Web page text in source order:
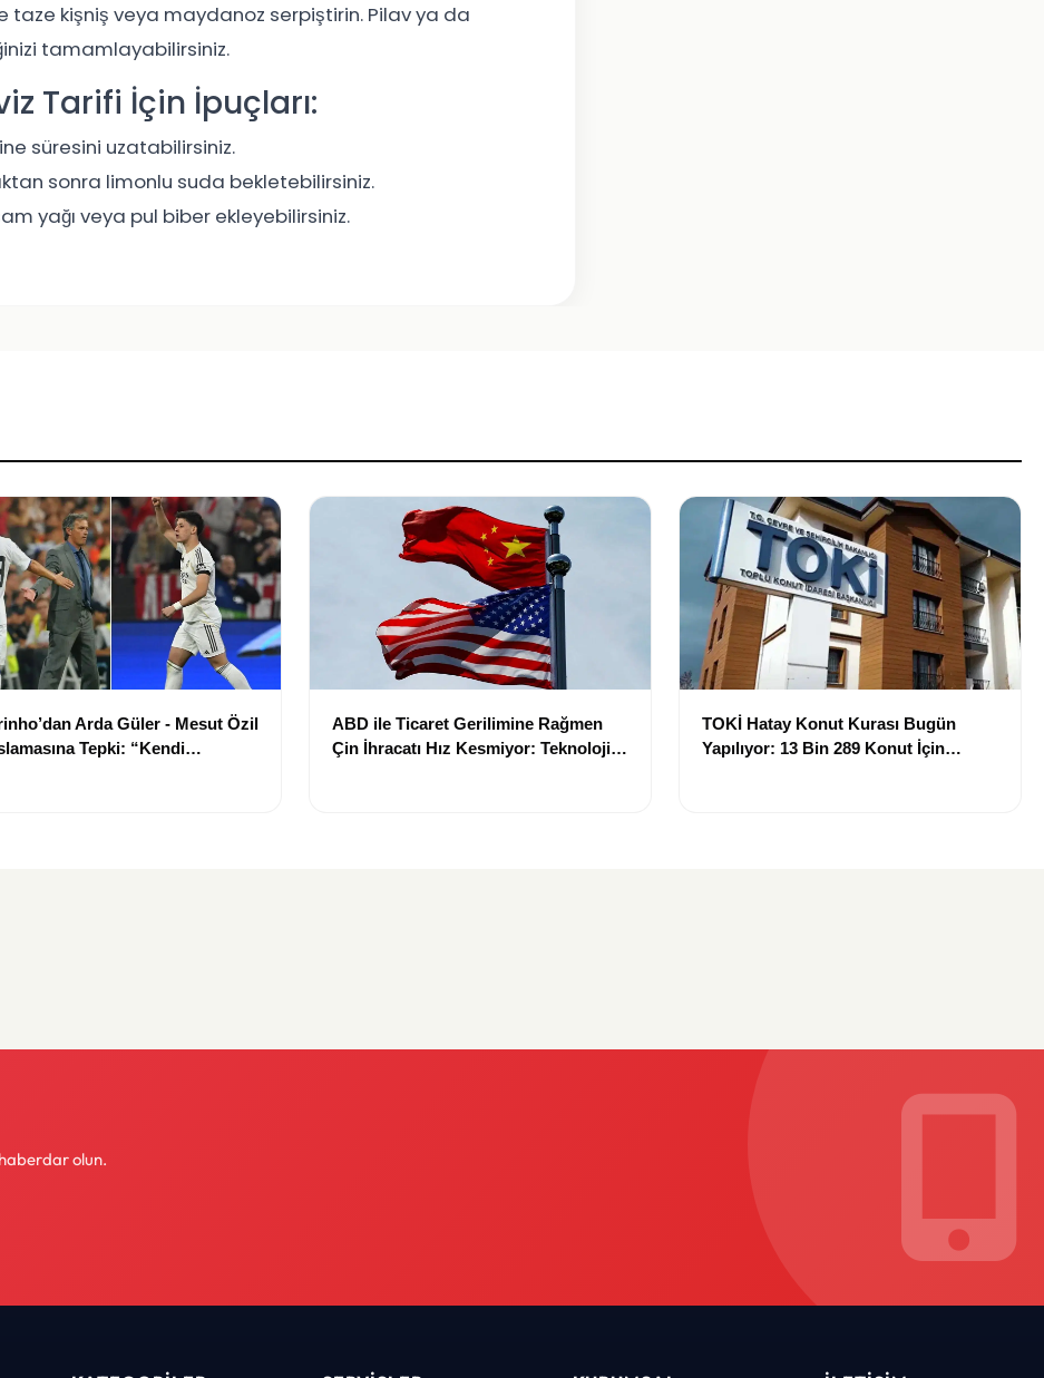
taze kişniş veya maydanoz serpiştirin. Pilav ya da
tamamlayabilirsiniz.
Tarifi İçin İpuçları:
süresini uzatabilirsiniz.
sonra limonlu suda bekletebilirsiniz.
yağı veya pul biber ekleyebilirsiniz.
Arda Güler - Mesut Özil
Tepki: “Kendi
ABD ile Ticaret Gerilimine Rağmen
Çin İhracatı Hız Kesmiyor: Teknoloji
TOKİ Hatay Konut Kurası Bugün
Yapılıyor: 13 Bin 289 Konut İçin
olun.